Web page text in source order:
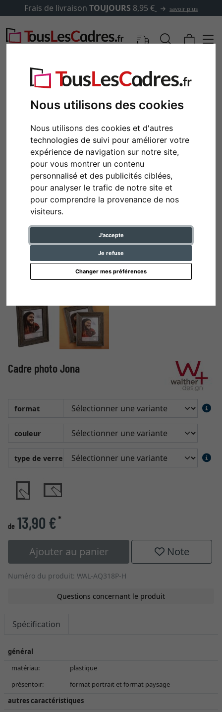
Nous utilisons des cookies
Nous utilisons des cookies et d'autres
technologies de suivi pour améliorer votre
expérience de navigation sur notre site,
pour vous montrer un contenu
personnalisé et des publicités ciblées,
pour analyser le trafic de notre site et
pour comprendre la provenance de nos
visiteurs.
J'accepte
Je refuse
Changer mes préférences
Frais de livraison TOUJOURS 8,95 € savoir plus
Retour
Cadre photo Jona
format
couleur
type de verre
de 13,90 €*
Ajouter au panier Note
Numéro du produit: WAL-AQ318P-H
Questions concernant le produit
Spécification
général
matériau:
plastique
présentoir:
format portrait et format paysage
autres caractéristiques